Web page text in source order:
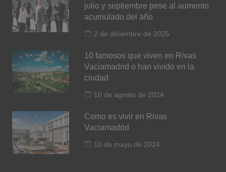
julio y septiembre pese al aumento
acumulado del año
2 de diciembre de 2025
10 famosos que viven en Rivas
Vaciamadrid o han vivido en la
ciudad
10 de agosto de 2024
Como es vivir en Rivas
Vaciamadrid
10 de mayo de 2024